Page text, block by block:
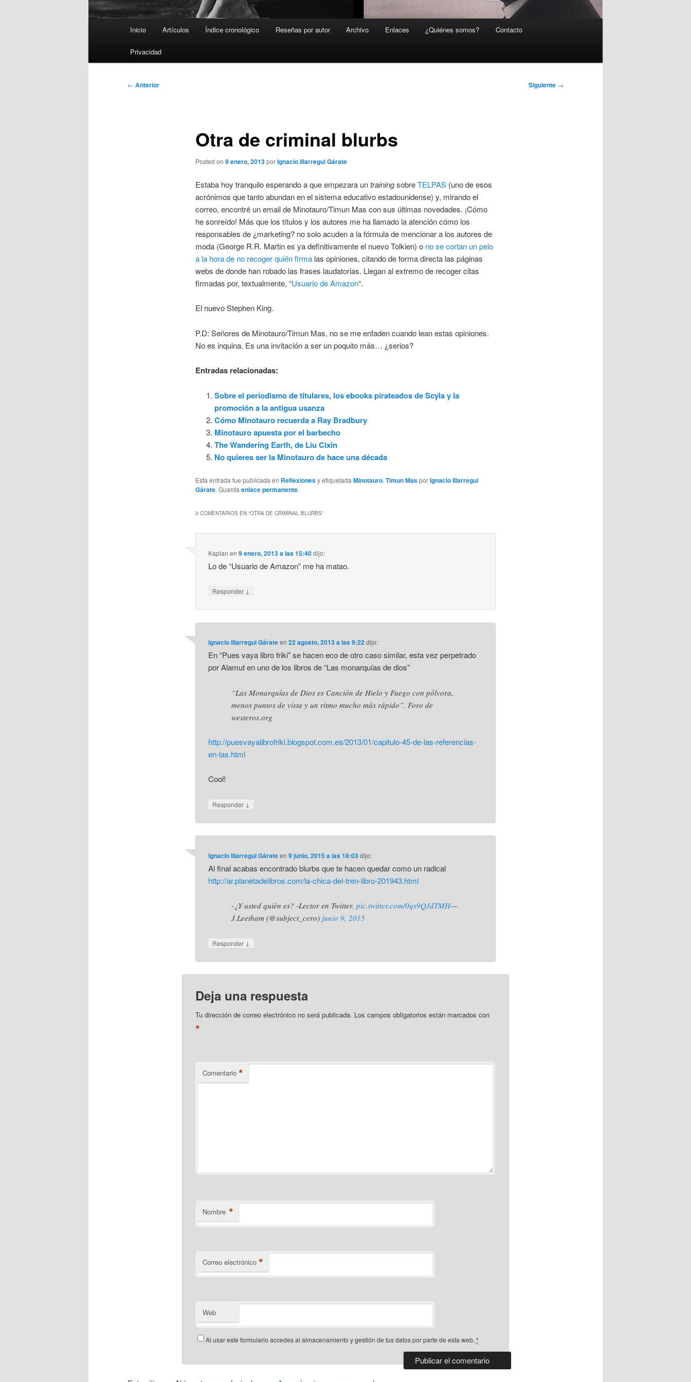
Inicio Artículos Índice cronológico Reseñas por autor Archivo Enlaces ¿Quiénes somos? Contacto
Privacidad
Navegación
← Anterior Siguiente →
Otra de criminal blurbs
Posted on 9 enero, 2013porIgnacio Illarregui Gárate
Estaba hoy tranquilo esperando a que empezara untrainingsobreTELPAS (uno de esos
acrónimos que tanto abundan en el sistema educativo estadounidense) y, mirando el
correo, encontré un email de Minotauro/Timun Mas con sus últimas novedades. ¡Cómo
he sonreído! Más que los títulos y los autores me ha llamado la atención cómo los
responsables de ¿marketing? no solo acuden a la fórmula de mencionar a los autores de
moda (George R.R. Martin es ya definitivamente el nuevo Tolkien) o no se cortan un pelo
a la hora de no recoger quién firmalas opiniones, citando de forma directa las páginas
webs de donde han robado las frases laudatorias. Llegan al extremo de recoger citas
firmadas por, textualmente, “Usuario de Amazon“.
El nuevo Stephen King.
P.D: Señores de Minotauro/Timun Mas, no se me enfaden cuando lean estas opiniones.
No es inquina. Es una invitación a ser un poquito más… ¿serios?
Entradas relacionadas:
Sobre el periodismo de titulares, los ebooks pirateados de Scyla y la
promoción a la antigua usanza
Cómo Minotauro recuerda a Ray Bradbury
Minotauro apuesta por el barbecho
The Wandering Earth, de Liu Cixin
No quieres ser la Minotauro de hace una década
Esta entrada fue publicada en Reflexionesy etiquetada Minotauro, Timun MasporIgnacio Illarregui
Gárate. Guarda enlace permanente.
3 COMENTARIOS EN “OTRA DE CRIMINAL BLURBS”
Kaplan en9 enero, 2013 a las 15:40dijo:
Lo de “Usuario de Amazon” me ha matao.
Responder ↓
Ignacio Illarregui Gárateen22 agosto, 2013 a las 9:22dijo:
En “Pues vaya libro friki” se hacen eco de otro caso similar, esta vez perpetrado
por Alamut en uno de los libros de “Las monarquías de dios”
“Las Monarquías de Dios es Canción de Hielo y Fuego con pólvora,
menos puntos de vista y un ritmo mucho más rápido”. Foro de
westeros.org
http://puesvayalibrofriki.blogspot.com.es/2013/01/capitulo-45-de-las-referencias-
en-las.html
Cool!
Responder ↓
Ignacio Illarregui Gárateen9 junio, 2015 a las 18:03dijo:
Al final acabas encontrado blurbs que te hacen quedar como un radical
http://ar.planetadelibros.com/la-chica-del-tren-libro-201943.html
-¿Y usted quién es? -Lector en Twitter.pic.twitter.com/0qs9QJdTMH—
J.Leetham (@subject_cero) junio 9, 2015
Responder ↓
Deja una respuesta
Tu dirección de correo electrónico no será publicada. Los campos obligatorios están marcados con
*
Comentario *
Nombre *
Correo electrónico *
Web
Al usar este formulario accedes al almacenamiento y gestión de tus datos por parte de esta web. *